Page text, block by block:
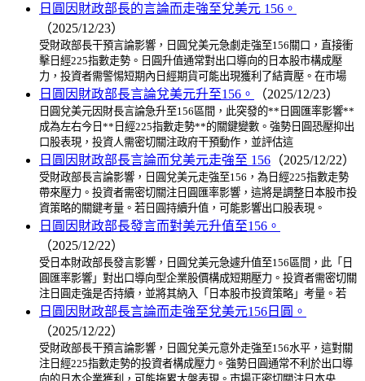
日圓因財政部長的言論而走強至兌美元 156。
（2025/12/23）
受財政部長干預言論影響，日圓兌美元急劇走強至156關口，直接衝
擊日經225指數走勢。日圓升值通常對出口導向的日本股市構成壓
力，投資者需警惕短期內日經期貨可能出現獲利了結賣壓。在市場
日圓因財政部長言論兌美元升至156。 （2025/12/23）
日圓兌美元因財長言論急升至156區間，此突發的**日圓匯率影響**
成為左右今日**日經225指數走勢**的關鍵變數。強勢日圓恐壓抑出
口股表現，投資人需密切關注政府干預動作，並評估這
日圓因財政部長言論而兌美元走強至 156 （2025/12/22）
受財政部長言論影響，日圓兌美元走強至156，為日經225指數走勢
帶來壓力。投資者需密切關注日圓匯率影響，這將是調整日本股市投
資策略的關鍵考量。若日圓持續升值，可能影響出口股表現。
日圓因財政部長發言而對美元升值至156。
（2025/12/22）
受日本財政部長發言影響，日圓兌美元急遽升值至156區間，此「日
圓匯率影響」對出口導向型企業股價構成短期壓力。投資者需密切關
注日圓走強是否持續，並將其納入「日本股市投資策略」考量。若
日圓因財政部長言論而走強至兌美元156日圓。
（2025/12/22）
受財政部長干預言論影響，日圓兌美元意外走強至156水平，這對關
注日經225指數走勢的投資者構成壓力。強勢日圓通常不利於出口導